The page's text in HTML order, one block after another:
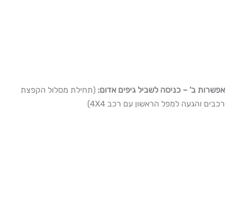
אפשרות ב' – כניסה לשביל גיפים אדום: (תחילת מסלול הקפצת
רכבים והגעה למפל הראשון עם רכב 4X4)